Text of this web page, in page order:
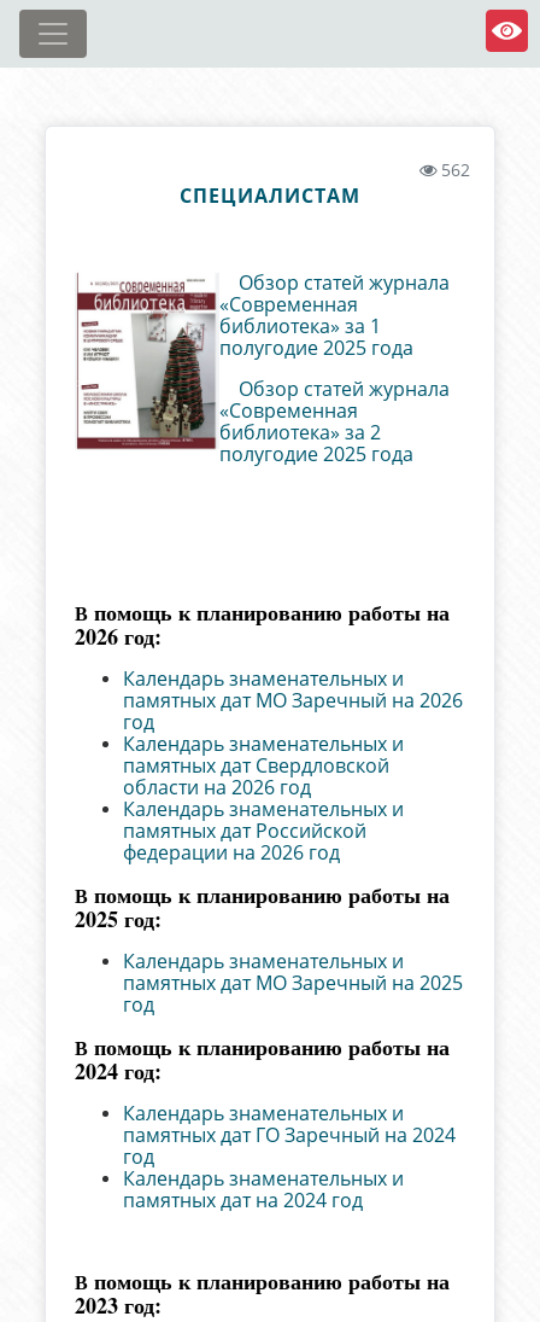
562
СПЕЦИАЛИСТАМ
Обзор статей журнала
«Современная
библиотека» за 1
полугодие 2025 года
Обзор статей журнала
«Современная
библиотека» за 2
полугодие 2025 года
В помощь к планированию работы на
2026 год:
Календарь знаменательных и
памятных дат МО Заречный на 2026
год
Календарь знаменательных и
памятных дат Свердловской
области на 2026 год
Календарь знаменательных и
памятных дат Российской
федерации на 2026 год
В помощь к планированию работы на
2025 год:
Календарь знаменательных и
памятных дат МО Заречный на 2025
год
В помощь к планированию работы на
2024 год:
Календарь знаменательных и
памятных дат ГО Заречный на 2024
год
Календарь знаменательных и
памятных дат на 2024 год
В помощь к планированию работы на
2023 год: